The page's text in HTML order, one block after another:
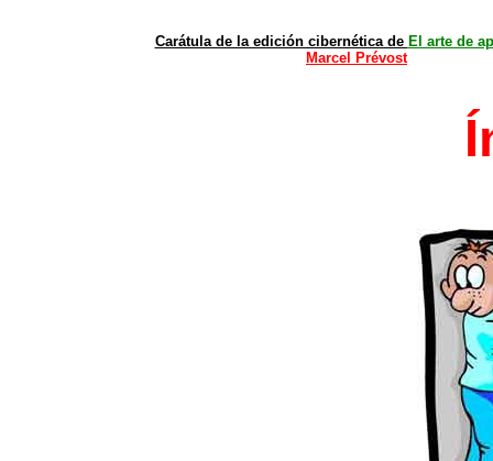
Carátula de la edición cibernética de El arte de
Marcel Prévost